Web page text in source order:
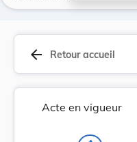
arrow_back Retour accueil
Acte en vigueur